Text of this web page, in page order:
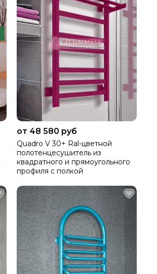
от 48 580 руб
Quadro V 30+ Ral-цветной
полотенцесушитель из
квадратного и прямоугольного
профиля с полкой